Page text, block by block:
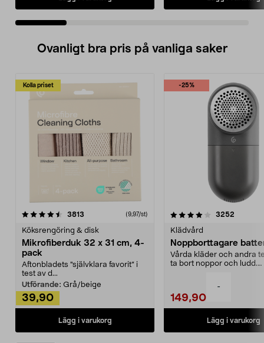
-
Ovanligt bra pris på vanliga saker
Kolla priset
3813 (9,97/st)
Köksrengöring & disk
Mikrofiberduk 32 x 31 cm, 4-
pack
Aftonbladets "självklara favorit” i
test av d...
Utförande: Grå/beige
39,90
Lägg i varukorg
-25%
4.0av 5 stjärnor 3252
Klädvård
Noppborttagare
Vårda kläder och andra
ta bort noppor och ludd.
149,90
Lägg i varukorg
4.5av 5 stjärnor